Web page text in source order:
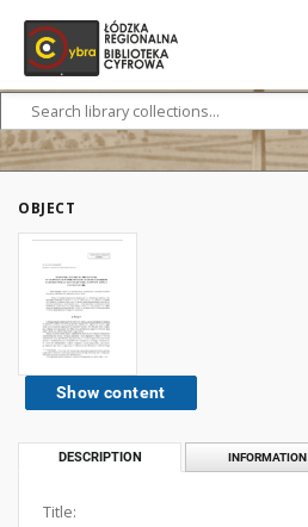
OBJECT
Show content
DESCRIPTION INFORMATION
Title: